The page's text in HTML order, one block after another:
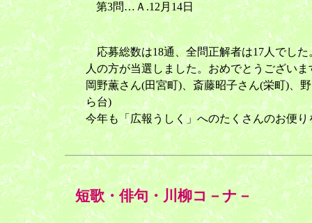
第3問…Ａ.12月14日
応募総数は18通、全問正解者は17人でした
人の方が当選しました。おめでとうございま
岡野薫さん(田宮町)、斎藤昭子さん(栄町)、
ら台)
今年も「広報うしく」へのたくさんのお便
短歌・俳句・川柳コ－ナ－